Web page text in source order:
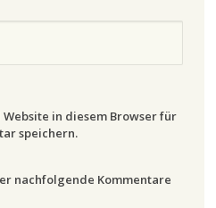
in diesem Browser für
speichern.
nachfolgende Kommentare